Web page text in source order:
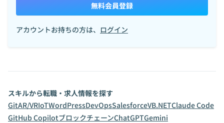
無料会員登録
アカウントお持ちの方は、 ログイン
スキルから転職・求人情報を探す
GitAR/VRIoTWordPressDevOpsSalesforceVB.NETClaude Code
GitHub CopilotブロックチェーンChatGPTGemini